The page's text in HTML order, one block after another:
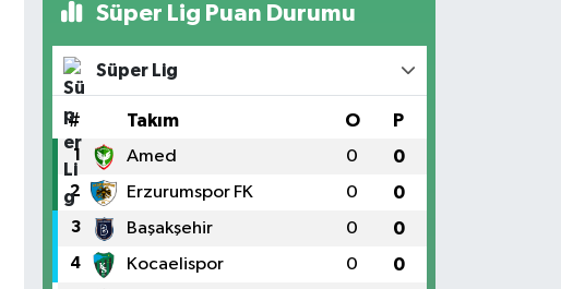
Süper Lig Puan Durumu
Süper Lig
# Takım O P
1 Amed 0 0
2 Erzurumspor FK 0 0
3 Başakşehir 0 0
4 Kocaelispor 0 0